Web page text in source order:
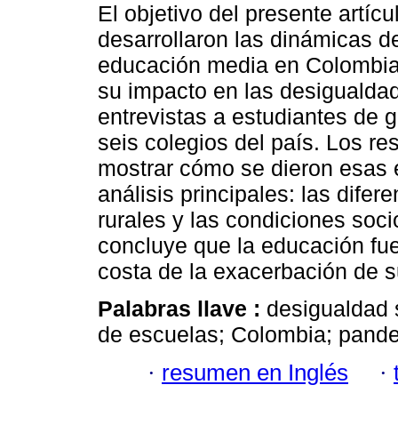
El objetivo del presente
desarrollaron las dinámicas
educación media en
su impacto en las
entrevistas a estudiantes de
seis colegios del país. Los
mostrar cómo se dieron
análisis principales: las
rurales y las condiciones
concluye que la educación
costa de la exacerbación de
Palabras llave : desigualdad
de escuelas; Colombia;
· resumen en Inglés ·